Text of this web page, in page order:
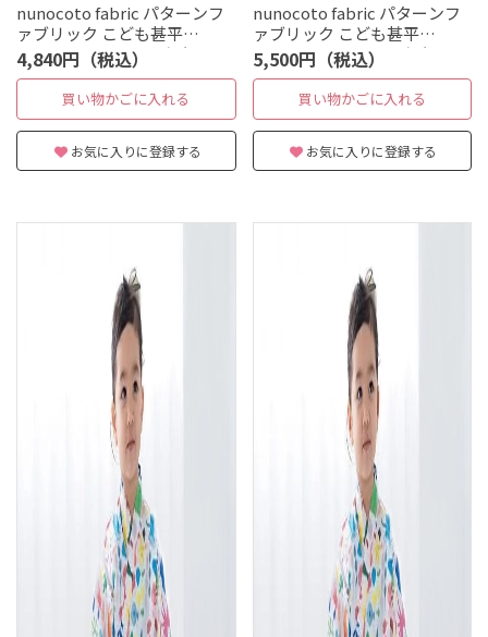
nunocoto fabric パターンフ
ァブリック こども甚平
[mizutama] Sサイズ（90～
100cm）
4,840円（税込）
買い物かごに入れる
お気に入りに登録する
nunocoto fabric パターンフ
ァブリック こども甚平
[mizutama] Mサイズ（110〜
130cm）
5,500円（税込）
買い物かごに入れる
お気に入りに登録する